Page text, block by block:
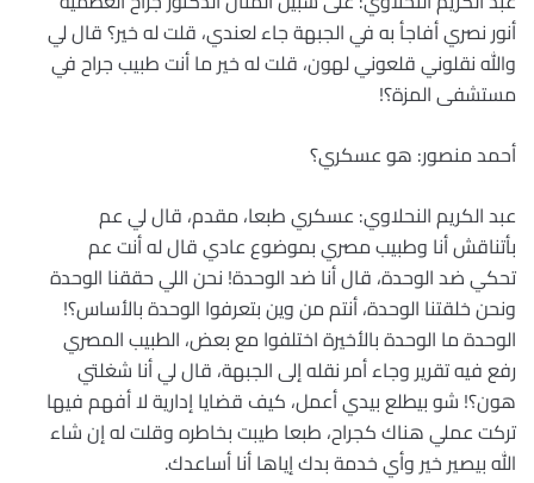
أنور نصري أفاجأ به في الجبهة جاء لعندي، قلت له خير؟ قال لي
والله نقلوني قلعوني لهون، قلت له خير ما أنت طبيب جراح في
مستشفى المزة؟!
أحمد منصور: هو عسكري؟
عبد الكريم النحلاوي: عسكري طبعا، مقدم، قال لي عم
بأتناقش أنا وطبيب مصري بموضوع عادي قال له أنت عم
تحكي ضد الوحدة، قال أنا ضد الوحدة! نحن اللي حققنا الوحدة
ونحن خلقتنا الوحدة، أنتم من وين بتعرفوا الوحدة بالأساس؟!
الوحدة ما الوحدة بالأخيرة اختلفوا مع بعض، الطبيب المصري
رفع فيه تقرير وجاء أمر نقله إلى الجبهة، قال لي أنا شغلتي
هون؟! شو بيطلع بيدي أعمل، كيف قضايا إدارية لا أفهم فيها
تركت عملي هناك كجراح، طبعا طيبت بخاطره وقلت له إن شاء
الله بيصير خير وأي خدمة بدك إياها أنا أساعدك.